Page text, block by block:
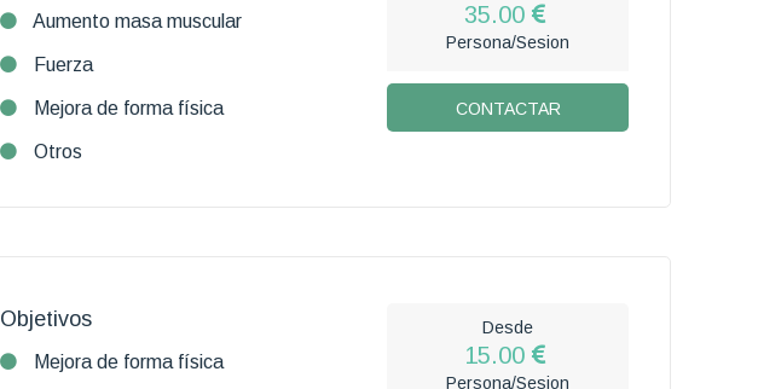
Aumento masa muscular
Fuerza
Mejora de forma física
Otros
35.00
Persona/Sesion
CONTACTAR
Objetivos
Mejora de forma física
Desde
15.00
Persona/Sesion